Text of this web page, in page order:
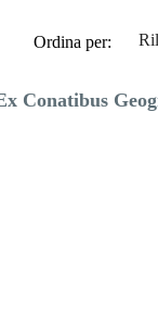
Ordina per:
Conatibus